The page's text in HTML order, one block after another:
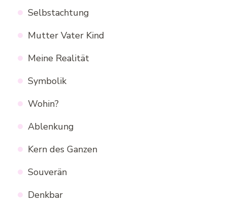
Selbstachtung
Mutter Vater Kind
Meine Realität
Symbolik
Wohin?
Ablenkung
Kern des Ganzen
Souverän
Denkbar